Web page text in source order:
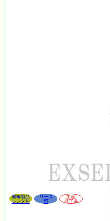
同等製品
レンタル
リース
可
生産
終了品